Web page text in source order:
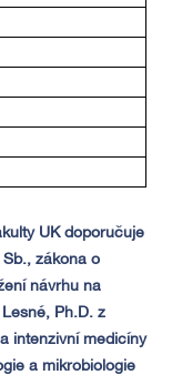
UK doporučuje
zákona o
návrhu na
Ph.D. z
intenzivní medicíny
a mikrobiologie